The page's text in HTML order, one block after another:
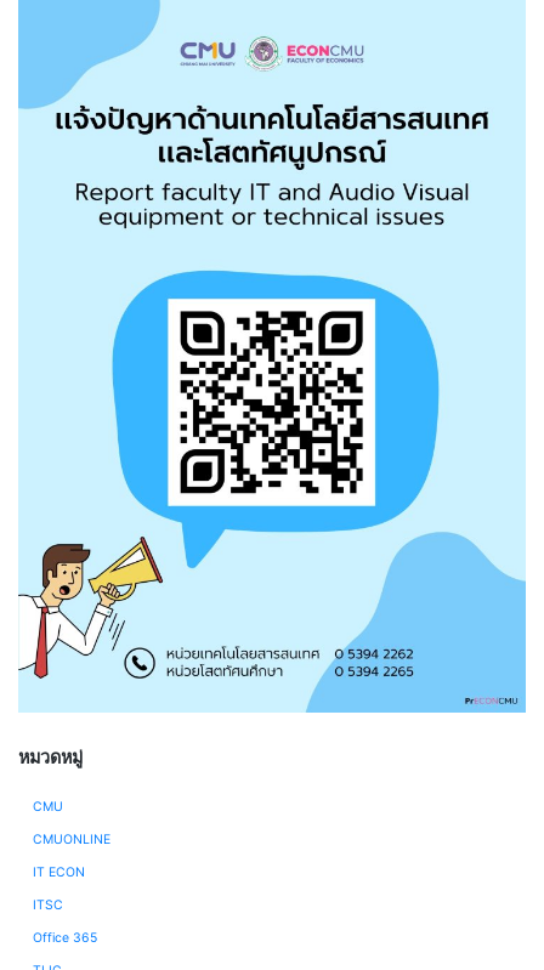
หมวดหมู่
CMU
CMUONLINE
IT ECON
ITSC
Office 365